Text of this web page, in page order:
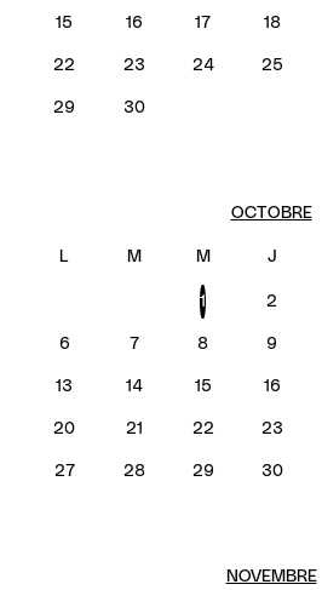
15 16 17 18
22 23 24 25
29 30
OCTOBRE
1 2
6 7 8 9
13 14 15 16
20 21 22 23
27 28 29 30
NOVEMBRE